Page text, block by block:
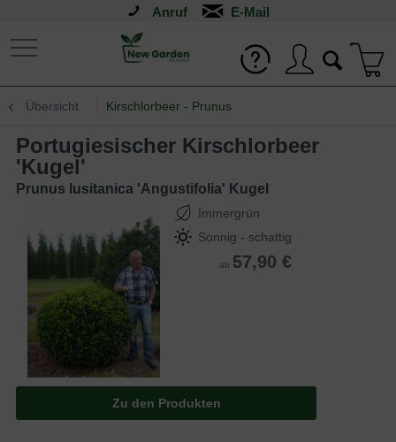
Anruf
Übersicht Kirschlorbeer - Prunus
Portugiesischer Kirschlorbeer
'Kugel'
Prunus lusitanica 'Angustifolia' Kugel
Immergrün
Sonnig - schattig
ab 57,90 €
Zu den Produkten